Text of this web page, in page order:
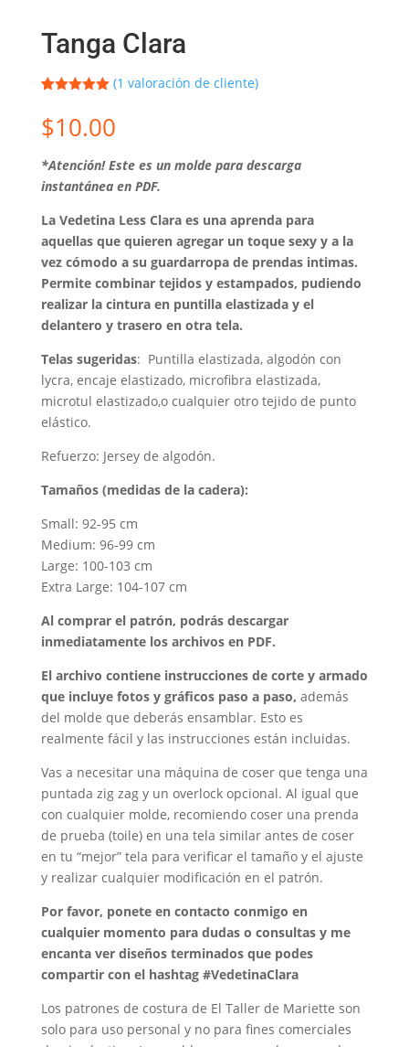
Tanga Clara
con
5 en base
a
cliente
(1 valoración de cliente)
$10.00
*Atención! Este es un molde para descarga
instantánea en PDF.
La Vedetina Less Clara es una aprenda para
aquellas que quieren agregar un toque sexy y a la
vez cómodo a su guardarropa de prendas intimas.
Permite combinar tejidos y estampados, pudiendo
realizar la cintura en puntilla elastizada y el
delantero y trasero en otra tela.
Telas sugeridas: Puntilla elastizada, algodón con
lycra, encaje elastizado, microfibra elastizada,
microtul elastizado,o cualquier otro tejido de punto
elástico.
Refuerzo: Jersey de algodón.
Tamaños (medidas de la cadera):
Small: 92-95 cm
Medium: 96-99 cm
Large: 100-103 cm
Extra Large: 104-107 cm
Al comprar el patrón, podrás descargar
inmediatamente los archivos en PDF.
El archivo contiene instrucciones de corte y armado
que incluye fotos y gráficos paso a paso, además
del molde que deberás ensamblar. Esto es
realmente fácil y las instrucciones están incluidas.
Vas a necesitar una máquina de coser que tenga una
puntada zig zag y un overlock opcional. Al igual que
con cualquier molde, recomiendo coser una prenda
de prueba (toile) en una tela similar antes de coser
en tu “mejor” tela para verificar el tamaño y el ajuste
y realizar cualquier modificación en el patrón.
Por favor, ponete en contacto conmigo en
cualquier momento para dudas o consultas y me
encanta ver diseños terminados que podes
compartir con el hashtag #VedetinaClara
Los patrones de costura de El Taller de Mariette son
solo para uso personal y no para fines comerciales